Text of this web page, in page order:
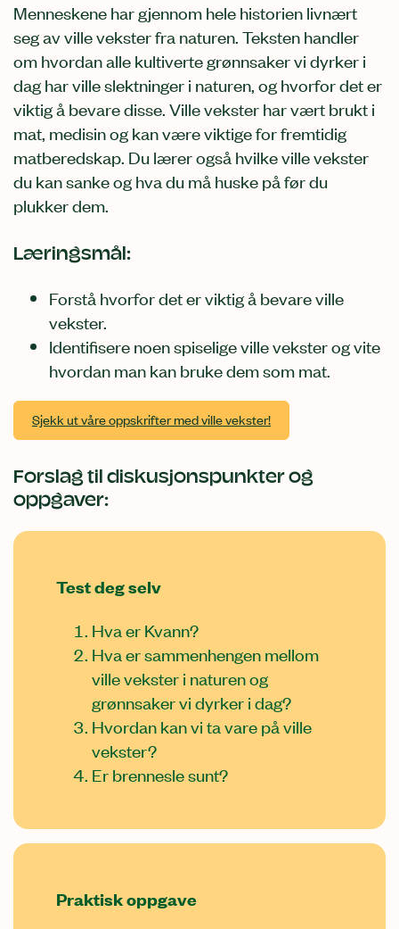
Menneskene har gjennom hele historien livnært
seg av ville vekster fra naturen. Teksten handler
om hvordan alle kultiverte grønnsaker vi dyrker i
dag har ville slektninger i naturen, og hvorfor det er
viktig å bevare disse. Ville vekster har vært brukt i
mat, medisin og kan være viktige for fremtidig
matberedskap. Du lærer også hvilke ville vekster
du kan sanke og hva du må huske på før du
plukker dem.
Læringsmål:
Forstå hvorfor det er viktig å bevare ville
vekster.
Identifisere noen spiselige ville vekster og vite
hvordan man kan bruke dem som mat.
Sjekk ut våre oppskrifter med ville vekster!
Forslag til diskusjonspunkter og
oppgaver:
Test deg selv
Hva er Kvann?
Hva er sammenhengen mellom
ville vekster i naturen og
grønnsaker vi dyrker i dag?
Hvordan kan vi ta vare på ville
vekster?
Er brennesle sunt?
Praktisk oppgave